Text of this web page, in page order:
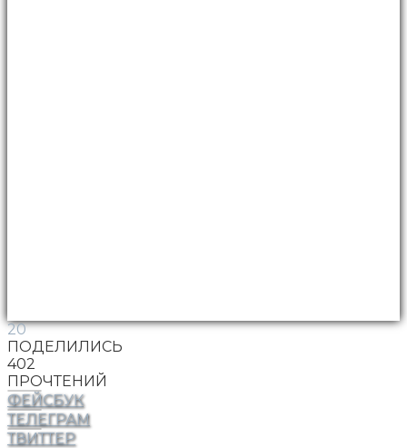
20
ПОДЕЛИЛИСЬ
402
ПРОЧТЕНИЙ
ФЕЙСБУК
ТЕЛЕГРАМ
ТВИТТЕР